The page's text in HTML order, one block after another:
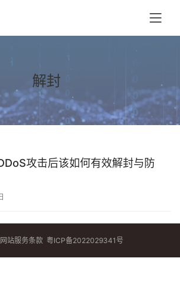
解封
攻击后该如何有效解封与防
网站服务条款 粤ICP备2022029341号